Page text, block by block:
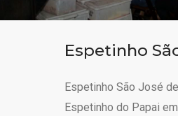
Espetinho
Espetinho São José
Espetinho do Papai